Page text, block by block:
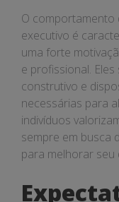
O comportamento
executivo é
uma forte
e profissional.
construtivo e
necessárias para
indivíduos
sempre em busca
para melhorar seu